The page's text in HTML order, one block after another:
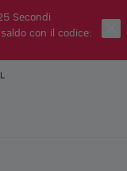
Secondi
con il codice: